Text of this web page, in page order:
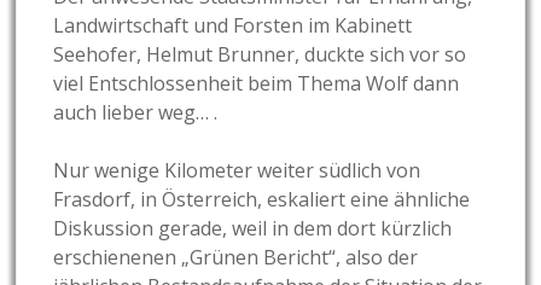
Landwirtschaft und Forsten im Kabinett
Seehofer, Helmut Brunner, duckte sich vor so
viel Entschlossenheit beim Thema Wolf dann
auch lieber weg… .
Nur wenige Kilometer weiter südlich von
Frasdorf, in Österreich, eskaliert eine ähnliche
Diskussion gerade, weil in dem dort kürzlich
erschienenen „Grünen Bericht“, also der